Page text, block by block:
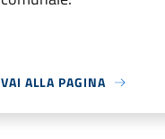
VAI ALLA PAGINA